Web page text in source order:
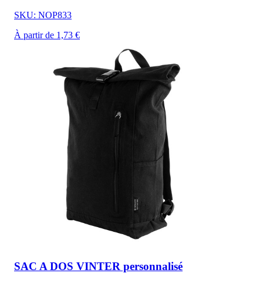
SKU: NOP833
À partir de 1,73 €
SAC A DOS VINTER personnalisé